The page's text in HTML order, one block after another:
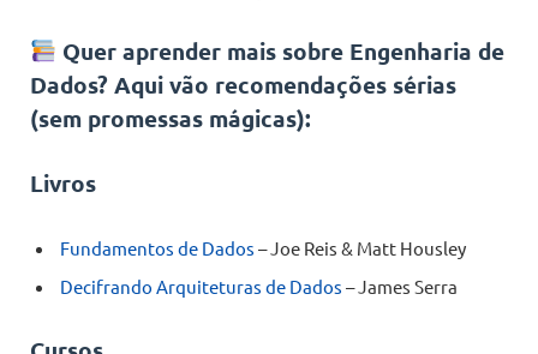
Quer aprender mais sobre Engenharia de
Dados? Aqui vão recomendações sérias
(sem promessas mágicas):
Livros
Fundamentos de Dados – Joe Reis & Matt Housley
Decifrando Arquiteturas de Dados – James Serra